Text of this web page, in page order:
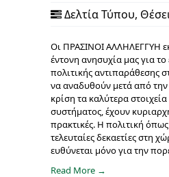
Δελτία Τύπου,
Οι ΠΡΑΣΙΝΟΙ ΑΛΛΗΛΕΓΓΥΗ
έντονη ανησυχία μας για
πολιτικής αντιπαράθεσης
να αναδυθούν μετά από
κρίση τα καλύτερα
συστήματος, έχουν
πρακτικές. Η πολιτική
τελευταίες δεκαετίες στη
ευθύνεται μόνο για την
Read More →